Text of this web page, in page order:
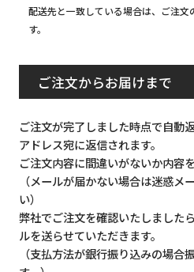
配送先と一致している場合は、ご注
す。
ご注文からお届けまで
ご注文が完了しました時点で自動
アドレス宛に返信されます。
ご注文内容に間違いがないか内容
（メールが届かない場合は迷惑メ
い）
弊社でご注文を確認いたしました
ルを送らせていただきます。
（支払方法が銀行振り込みの場合